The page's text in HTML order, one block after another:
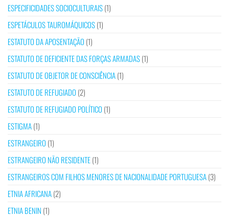
ESPECIFICIDADES SOCIOCULTURAIS(1)
ESPETÁCULOS TAUROMÁQUICOS(1)
ESTATUTO DA APOSENTAÇÃO (1)
ESTATUTO DE DEFICIENTE DAS FORÇAS ARMADAS(1)
ESTATUTO DE OBJETOR DE CONSCIÊNCIA(1)
ESTATUTO DE REFUGIADO (2)
ESTATUTO DE REFUGIADO POLÍTICO (1)
ESTIGMA(1)
ESTRANGEIRO (1)
ESTRANGEIRO NÃO RESIDENTE(1)
ESTRANGEIROS COM FILHOS MENORES DE NACIONALIDADE PORTUGUESA(3)
ETNIA AFRICANA(2)
ETNIA BENIN (1)